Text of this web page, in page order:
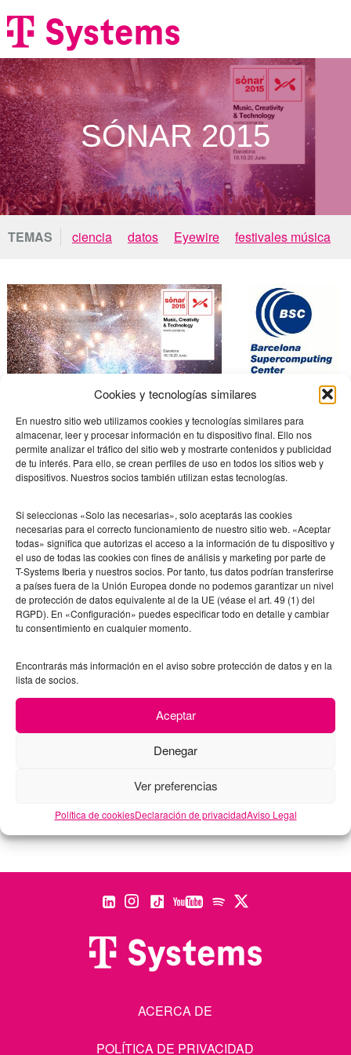
Cookies y tecnologías similares
En nuestro sitio web utilizamos cookies y tecnologías similares para
almacenar, leer y procesar información en tu dispositivo final. Ello nos
permite analizar el tráfico del sitio web y mostrarte contenidos y publicidad
de tu interés. Para ello, se crean perfiles de uso en todos los sitios web y
dispositivos. Nuestros socios también utilizan estas tecnologías.
Si seleccionas «Solo las necesarias», solo aceptarás las cookies
necesarias para el correcto funcionamiento de nuestro sitio web. «Aceptar
todas» significa que autorizas el acceso a la información de tu dispositivo y
el uso de todas las cookies con fines de análisis y marketing por parte de
T-Systems Iberia y nuestros socios. Por tanto, tus datos podrían transferirse
a países fuera de la Unión Europea donde no podemos garantizar un nivel
de protección de datos equivalente al de la UE (véase el art. 49 (1) del
RGPD). En «Configuración» puedes especificar todo en detalle y cambiar
tu consentimiento en cualquier momento.
Encontrarás más información en el aviso sobre protección de datos y en la
lista de socios.
Aceptar
Denegar
Ver preferencias
Política de cookiesDeclaración de privacidadAviso Legal
SÓNAR 2015
TEMAS ciencia datos Eyewire
festivales música
Big Data
Experimento de Big Data colectivo en el
festival Sónar+D 2015
Los teléfonos móviles de los asistentes al festival Sónar+D
2015 permitirán realizar un experimento colectivo de Big
Data para analizar, en tiempo real, cómo se mueve la gente
por el evento. Esta prueba estará a cargo del grupo experto
Para poderla llevar a cabo, se desplegará una red de…
LEER MÁS »
Entradas Recomendadas
ACERCA DE
POLÍTICA DE PRIVACIDAD